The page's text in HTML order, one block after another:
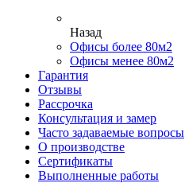
Назад
Офисы более 80м2
Офисы менее 80м2
Гарантия
Отзывы
Рассрочка
Консультация и замер
Часто задаваемые вопросы
О производстве
Сертификаты
Выполненные работы